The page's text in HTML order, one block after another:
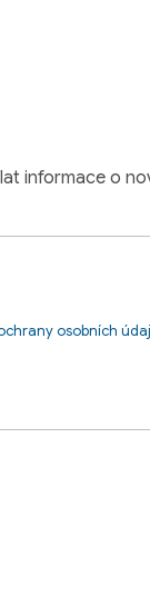
informace o
osobních